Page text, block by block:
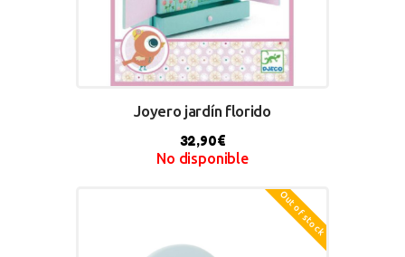
Joyero jardín florido
32,90€
No disponible
Out of stock